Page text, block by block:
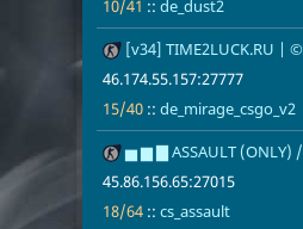
10/41 :: de_dust2
171[v34] TIME2LUCK.RU |
46.174.55.157:27777
15/40 :: de_mirage_csgo_v2
172▅ ▆ ▇ ASSAULT (ONLY)
45.86.156.65:27015
18/64 :: cs_assault